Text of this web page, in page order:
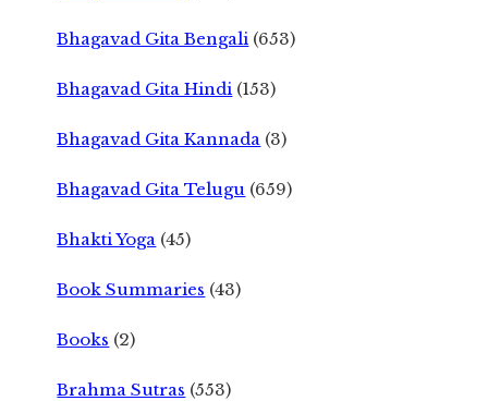
Bhagavad Gita Bengali (653)
Bhagavad Gita Hindi (153)
Bhagavad Gita Kannada (3)
Bhagavad Gita Telugu (659)
Bhakti Yoga (45)
Book Summaries (43)
Books (2)
Brahma Sutras (553)